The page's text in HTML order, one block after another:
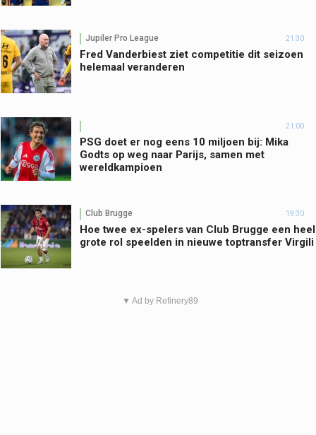
Jupiler Pro League 21:30
Fred Vanderbiest ziet competitie dit seizoen
helemaal veranderen
21:00
PSG doet er nog eens 10 miljoen bij: Mika
Godts op weg naar Parijs, samen met
wereldkampioen
Club Brugge 19:30
Hoe twee ex-spelers van Club Brugge een heel
grote rol speelden in nieuwe toptransfer Virgili
▼ Ad by Refinery89